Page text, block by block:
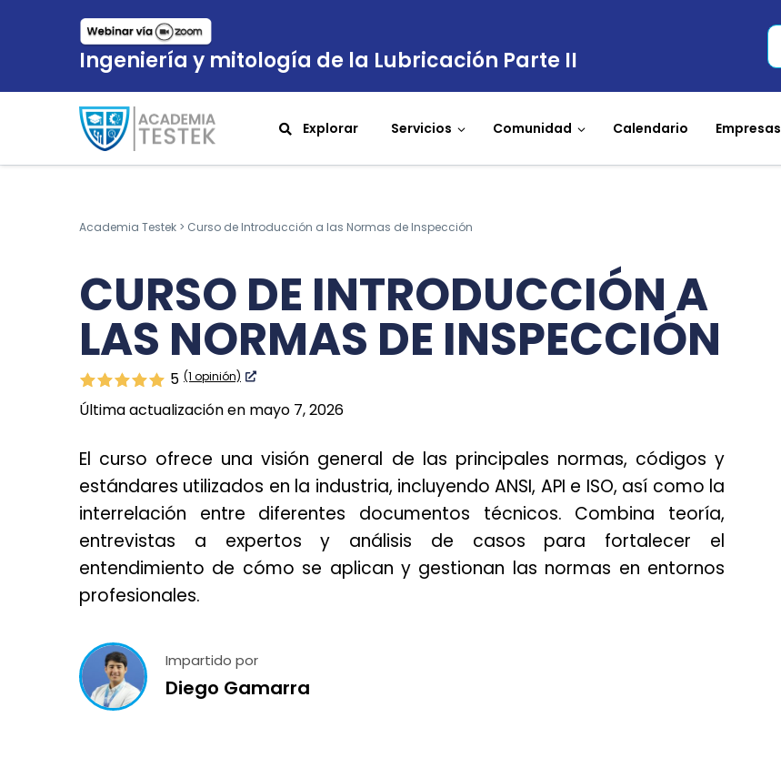
Ingeniería y mitología de la Lubricación Parte II
Explorar Servicios Comunidad Calendario Empresas
Academia Testek > Curso de Introducción a las Normas de Inspección
CURSO DE INTRODUCCIÓN A
LAS NORMAS DE INSPECCIÓN
5 (1 opinión)
Última actualización en mayo 7, 2026
El curso ofrece una visión general de las principales normas, códigos y
estándares utilizados en la industria, incluyendo ANSI, API e ISO, así como la
interrelación entre diferentes documentos técnicos. Combina teoría,
entrevistas a expertos y análisis de casos para fortalecer el
entendimiento de cómo se aplican y gestionan las normas en entornos
profesionales.
Impartido por
Diego Gamarra